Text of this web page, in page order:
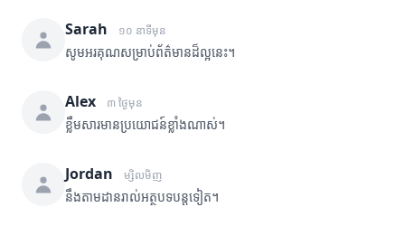
Sarah ១០ នាទីមុន
សូមអរគុណសម្រាប់ព័ត៌មានដ៏ល្អនេះ។
Alex ៣ ថ្ងៃមុន
ខ្លឹមសារមានប្រយោជន៍ខ្លាំងណាស់។
Jordan ម្សិលមិញ
នឹងតាមដានរាល់អត្ថបទបន្តទៀត។